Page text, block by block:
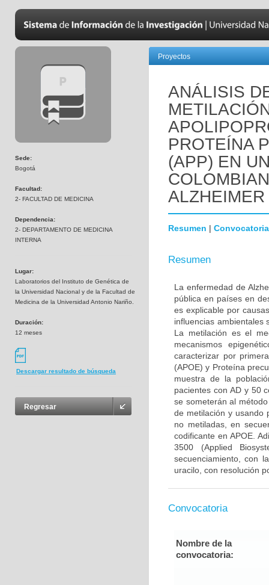
Sede:
Bogotá
Facultad:
2- FACULTAD DE MEDICINA
Dependencia:
2- DEPARTAMENTO DE MEDICINA
INTERNA
Lugar:
Laboratorios del Instituto de Genética de
la Universidad Nacional y de la Facultad de
Medicina de la Universidad Antonio Nariño.
Duración:
12 meses
Descargar resultado de búsqueda
Regresar
Proyectos
ANÁLISIS
PROTEÍNA
(APP) EN
ALZHEIMER
Resumen | Convocatoria
Resumen
La enfermedad de
pública en países en
es explicable por
influencias ambientales
La metilación es el
mecanismos
caracterizar por
(APOE) y Proteína
muestra de la
pacientes con AD y 50
se someterán al
de metilación y usando
no metiladas, en
codificante en APOE.
3500 (Applied
secuenciamiento, con
uracilo, con resolución
Convocatoria
Nombre de la
convocatoria: